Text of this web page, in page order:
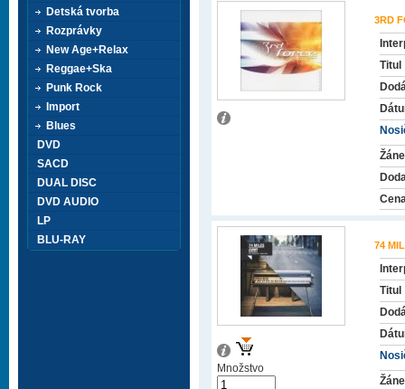
3RD
Titul
74
Titul
Množstvo
Detská tvorba
Rozprávky
New Age+Relax
Reggae+Ska
Punk Rock
Import
Blues
DVD
SACD
DUAL DISC
DVD AUDIO
LP
BLU-RAY